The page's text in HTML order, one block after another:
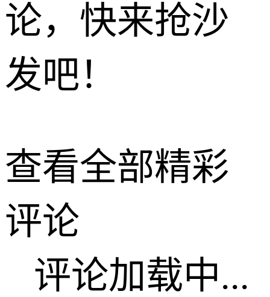
论，快来抢沙
发吧！
查看全部精彩
评论
评论加载中...